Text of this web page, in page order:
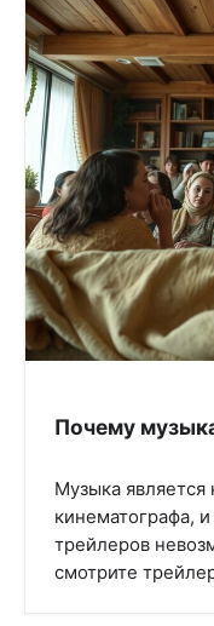
Почему
Музыка
кинематографа,
трейлеров
смотрите